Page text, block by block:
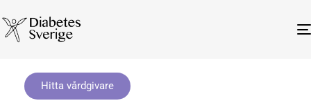
Hitta vårdgivare